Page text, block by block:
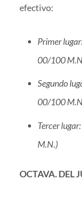
efectivo:
Primer
00/100
Segundo
00/100
Tercer
M.N.)
OCTAVA. DEL